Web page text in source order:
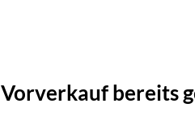
Vorverkauf bereits